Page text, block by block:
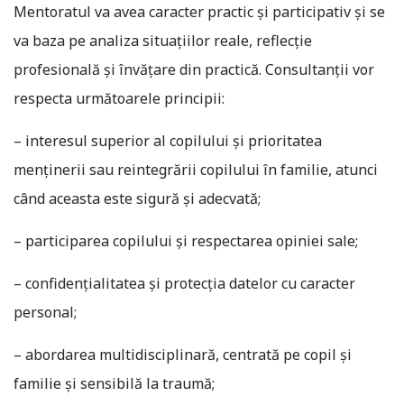
Mentoratul va avea caracter practic și participativ și se
va baza pe analiza situațiilor reale, reflecție
profesională și învățare din practică. Consultanții vor
respecta următoarele principii:
– interesul superior al copilului și prioritatea
menținerii sau reintegrării copilului în familie, atunci
când aceasta este sigură și adecvată;
– participarea copilului și respectarea opiniei sale;
– confidențialitatea și protecția datelor cu caracter
personal;
– abordarea multidisciplinară, centrată pe copil și
familie și sensibilă la traumă;